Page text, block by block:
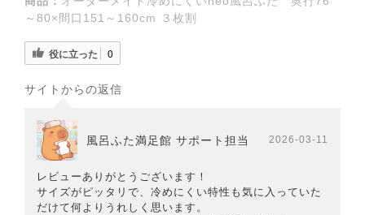
～80×間口151～160cm ３枚割
役に立った 0
サイトからの返信
風呂ふた満足館 サポート担当 2026-03-11
レビューありがとうございます！
サイズがピッタリで、冷めにくい特性も気に入っていた
だけて何よりうれしく思います。